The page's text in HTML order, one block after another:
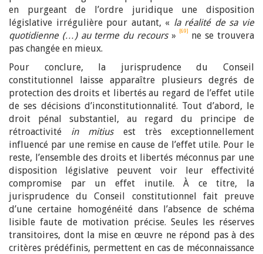
en purgeant de l’ordre juridique une disposition
législative irrégulière pour autant, « la réalité de sa vie
quotidienne (…) au terme du recours» [69]
ne se trouvera
pas changée en mieux.
Pour conclure, la jurisprudence du Conseil
constitutionnel laisse apparaître plusieurs degrés de
protection des droits et libertés au regard de l’effet utile
de ses décisions d’inconstitutionnalité. Tout d’abord, le
droit pénal substantiel, au regard du principe de
rétroactivité in mitius est très exceptionnellement
influencé par une remise en cause de l’effet utile. Pour le
reste, l’ensemble des droits et libertés méconnus par une
disposition législative peuvent voir leur effectivité
compromise par un effet inutile. À ce titre, la
jurisprudence du Conseil constitutionnel fait preuve
d’une certaine homogénéité dans l’absence de schéma
lisible faute de motivation précise. Seules les réserves
transitoires, dont la mise en œuvre ne répond pas à des
critères prédéfinis, permettent en cas de méconnaissance